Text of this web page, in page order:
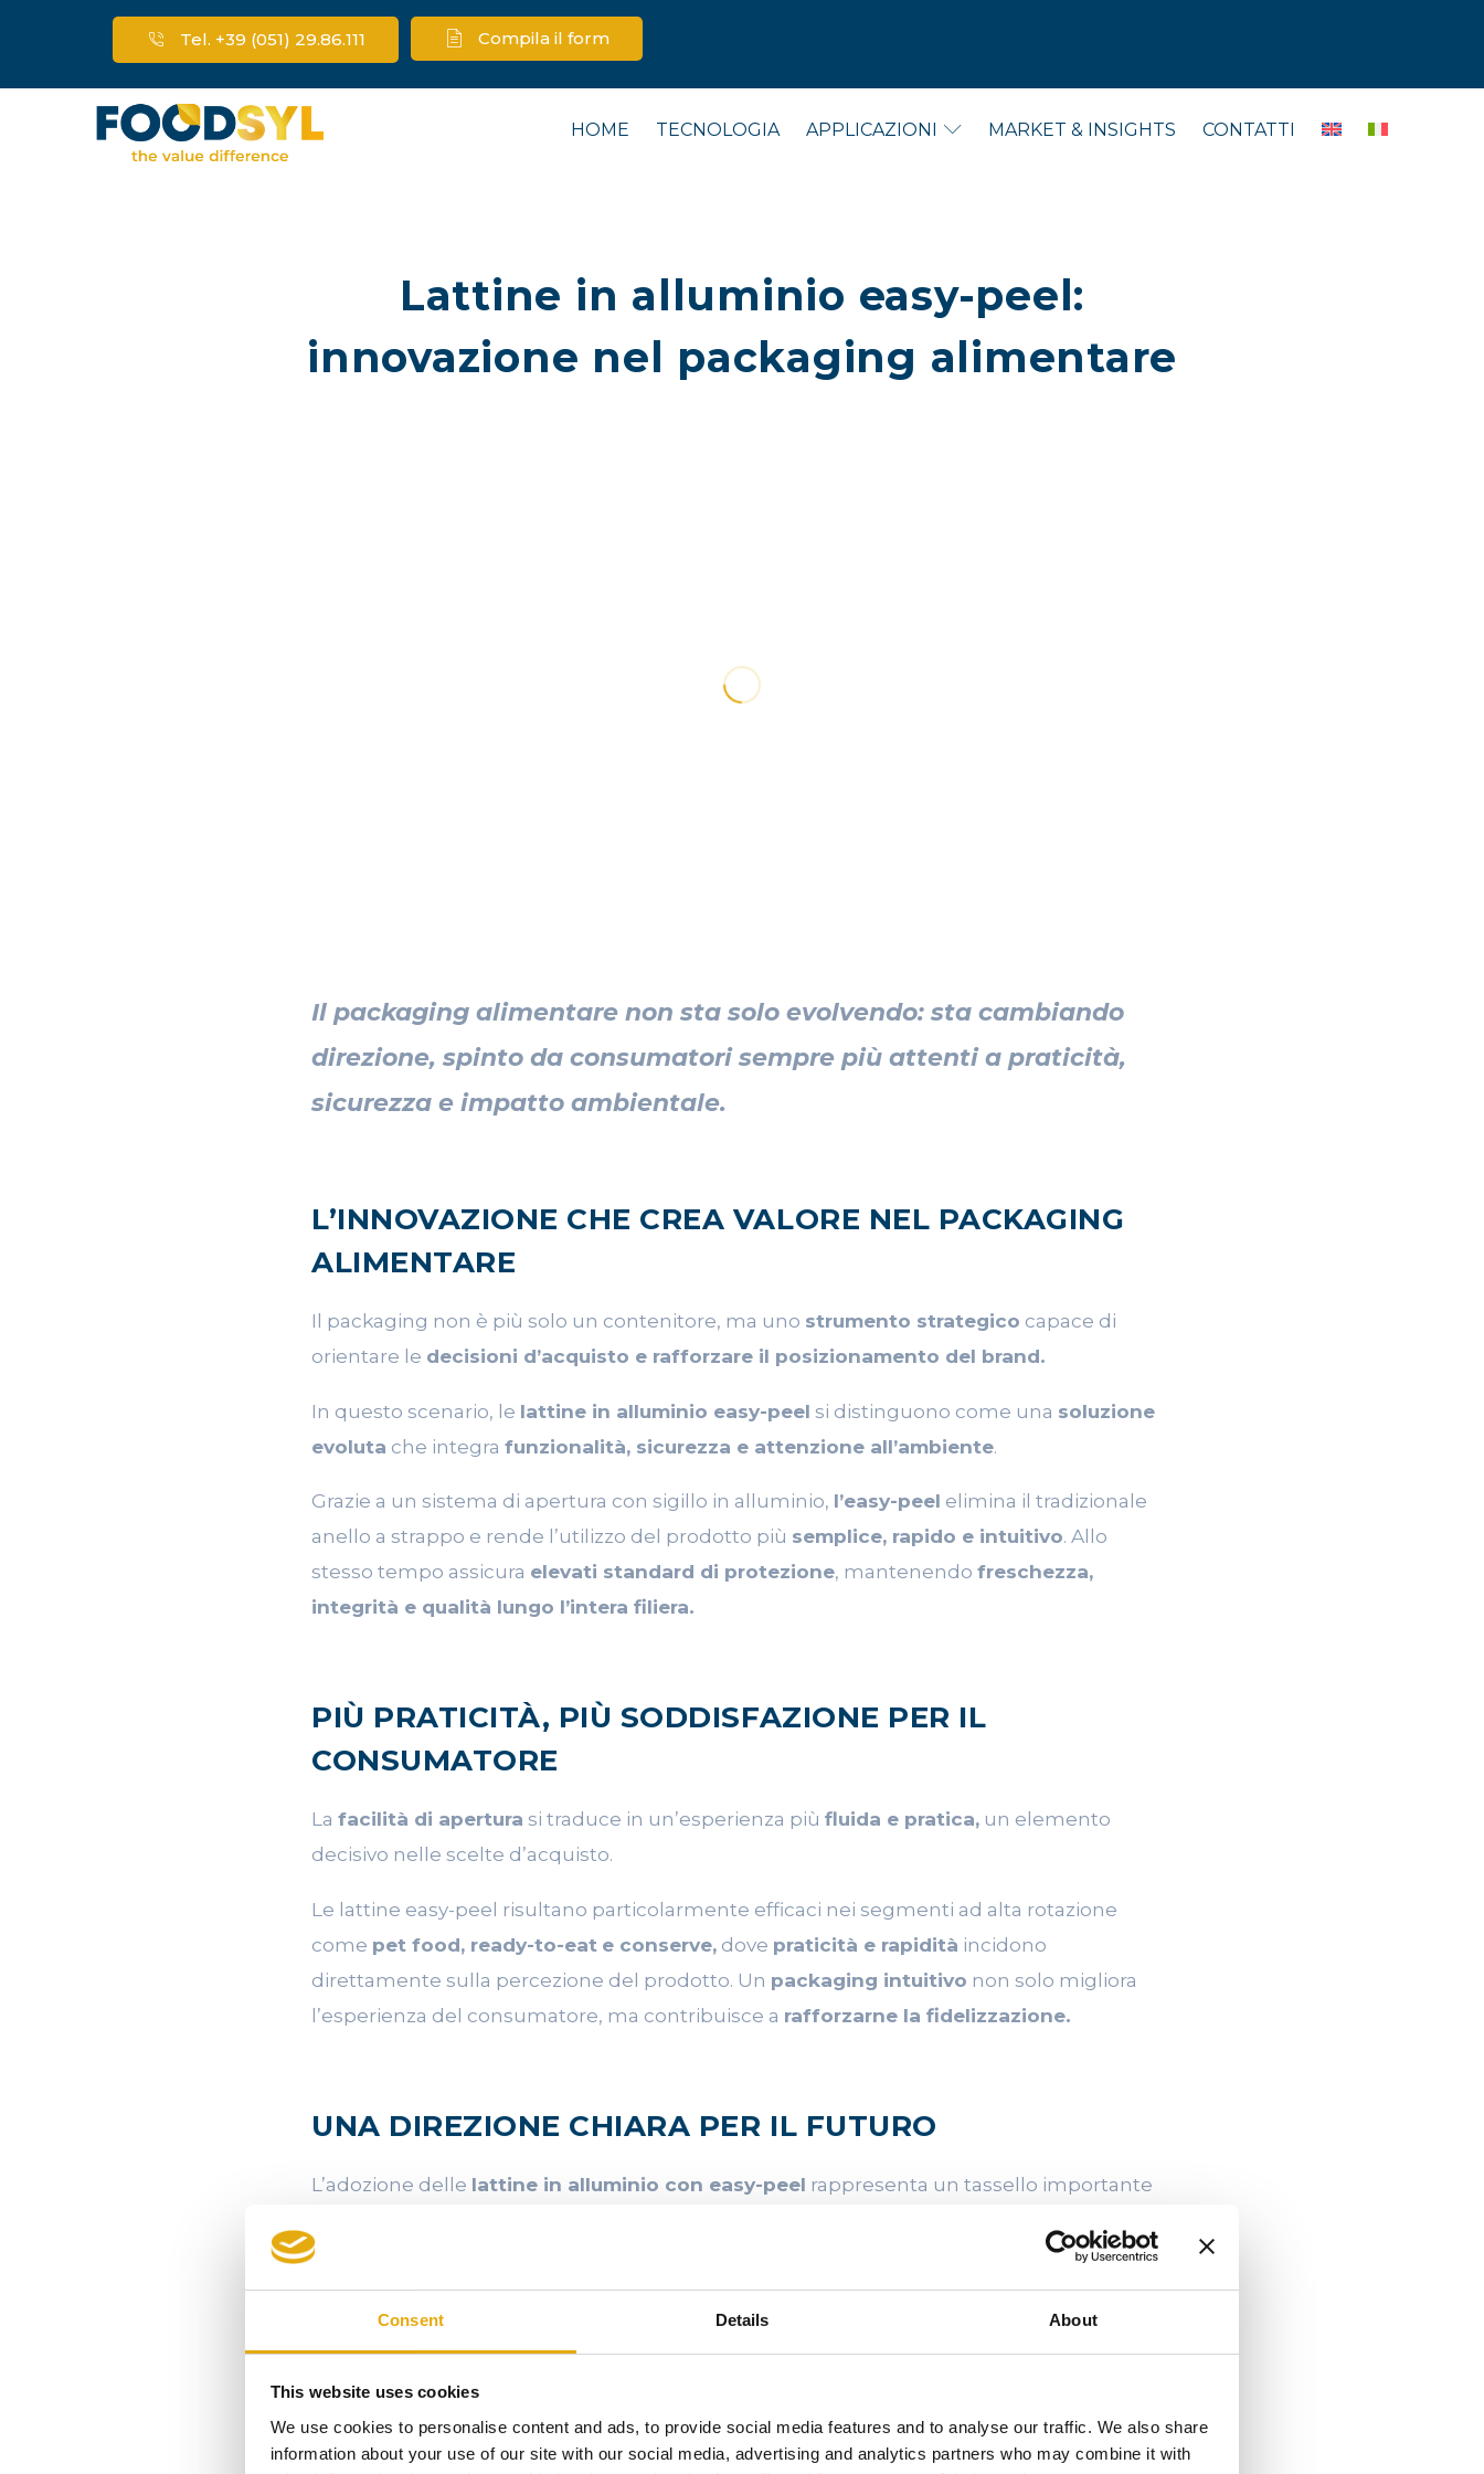
Consent Details About
This website uses cookies
We use cookies to personalise content and ads, to provide social media features and to analyse our traffic. We also share
information about your use of our site with our social media, advertising and analytics partners who may combine it with
Tel. +39 (051) 29.86.111 Compila il form
HOME TECNOLOGIA APPLICAZIONI MARKET & INSIGHTS CONTATTI
Lattine in alluminio easy-peel:
innovazione nel packaging alimentare
Il packaging alimentare non sta solo evolvendo: sta cambiando
direzione, spinto da consumatori sempre più attenti a praticità,
sicurezza e impatto ambientale.
L’INNOVAZIONE CHE CREA VALORE NEL PACKAGING
ALIMENTARE
Il packaging non è più solo un contenitore, ma uno strumento strategico capace di
orientare le decisioni d’acquisto e rafforzare il posizionamento del brand.
In questo scenario, le lattine in alluminio easy-peel si distinguono come una soluzione
evoluta che integra funzionalità, sicurezza e attenzione all’ambiente.
Grazie a un sistema di apertura con sigillo in alluminio, l’easy-peel elimina il tradizionale
anello a strappo e rende l’utilizzo del prodotto più semplice, rapido e intuitivo. Allo
stesso tempo assicura elevati standard di protezione, mantenendo freschezza,
integrità e qualità lungo l’intera filiera.
PIÙ PRATICITÀ, PIÙ SODDISFAZIONE PER IL
CONSUMATORE
La facilità di apertura si traduce in un’esperienza più fluida e pratica, un elemento
decisivo nelle scelte d’acquisto.
Le lattine easy-peel risultano particolarmente efficaci nei segmenti ad alta rotazione
come pet food, ready-to-eat e conserve, dove praticità e rapidità incidono
direttamente sulla percezione del prodotto. Un packaging intuitivo non solo migliora
l’esperienza del consumatore, ma contribuisce a rafforzarne la fidelizzazione.
UNA DIREZIONE CHIARA PER IL FUTURO
L’adozione delle lattine in alluminio con easy-peel rappresenta un tassello importante
tecnologica, sostenibilità ambientale e centralità del consumatore
In un mercato in cui la praticità e la riduzione dell’impatto ambientale
diventano fattori
decisivi, questa soluzione sembra destinata a consolidarsi come uno standard sempre
più diffuso.